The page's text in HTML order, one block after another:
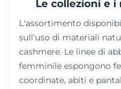
Le collezioni e
L'assortimento
sull'uso di materiali
cashmere. Le linee di
femminile espongono
coordinate, abiti e